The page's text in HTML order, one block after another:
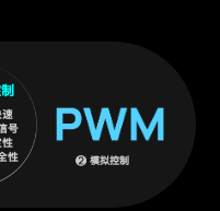
速
号
性
性
模拟控制